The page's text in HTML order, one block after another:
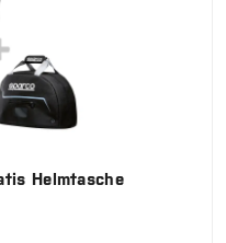
Helmtasche